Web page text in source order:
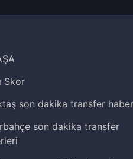
6698 sayılı Kişisel Verilerin
Skor
son dakika transfer
son dakika transfer